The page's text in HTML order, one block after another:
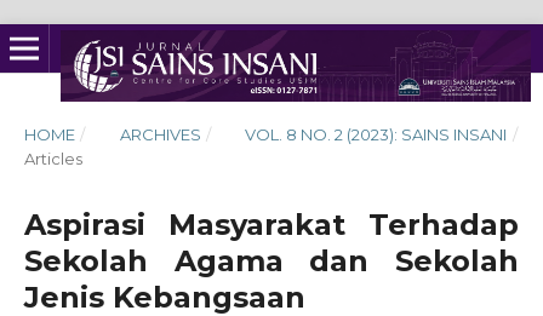
HOME / ARCHIVES / VOL. 8 NO. 2 (2023): SAINS INSANI /
Articles
Aspirasi Masyarakat Terhadap
Sekolah Agama dan Sekolah
Jenis Kebangsaan